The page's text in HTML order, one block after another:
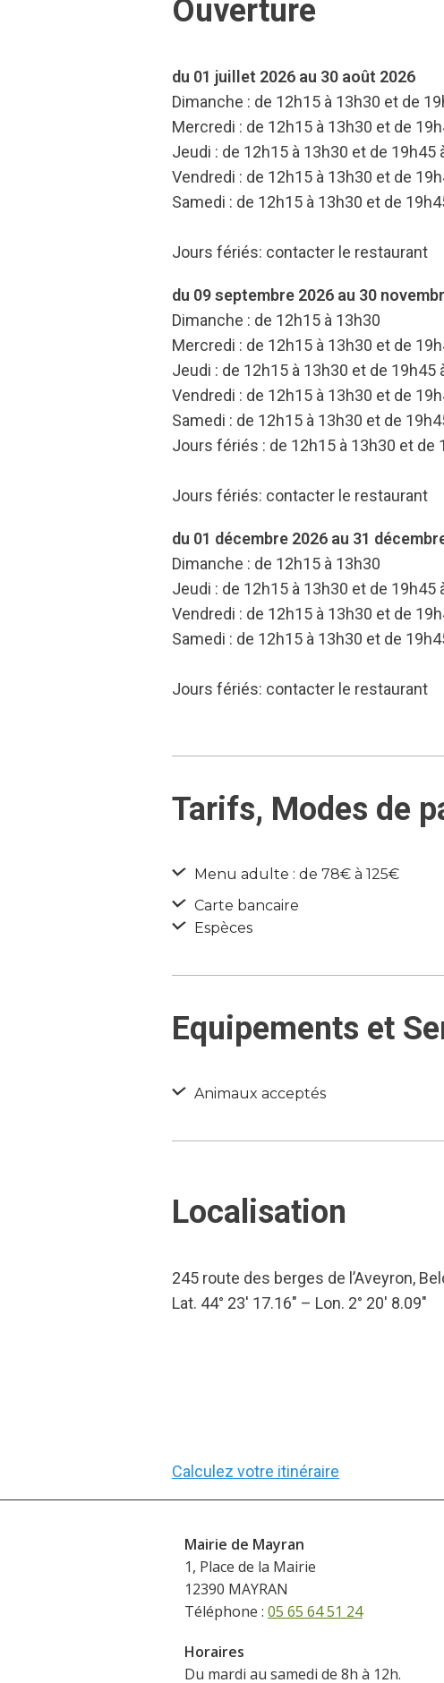
Ouverture
du 01 juillet 2026 au 30 août 2026
Dimanche : de 12h15 à 13h30 et de
Mercredi : de 12h15 à 13h30 et de
Jeudi : de 12h15 à 13h30 et de 19h45
Vendredi : de 12h15 à 13h30 et de
Samedi : de 12h15 à 13h30 et de
Jours fériés: contacter le restaurant
du 09 septembre 2026 au 30
Dimanche : de 12h15 à 13h30
Mercredi : de 12h15 à 13h30 et de
Jeudi : de 12h15 à 13h30 et de 19h45
Vendredi : de 12h15 à 13h30 et de
Samedi : de 12h15 à 13h30 et de
Jours fériés : de 12h15 à 13h30 et de
Jours fériés: contacter le restaurant
du 01 décembre 2026 au 31
Dimanche : de 12h15 à 13h30
Jeudi : de 12h15 à 13h30 et de 19h45
Vendredi : de 12h15 à 13h30 et de
Samedi : de 12h15 à 13h30 et de
Jours fériés: contacter le restaurant
Tarifs, Modes de
Menu adulte : de 78€ à 125€
Carte bancaire
Espèces
Equipements et
Animaux acceptés
Localisation
245 route des berges de l’Aveyron,
Lat. 44° 23′ 17.16″ – Lon. 2° 20′ 8.09″
Calculez votre itinéraire
Mairie de Mayran
1, Place de la Mairie
12390 MAYRAN
Téléphone : 05 65 64 51 24
Horaires
Du mardi au samedi de 8h à 12h.